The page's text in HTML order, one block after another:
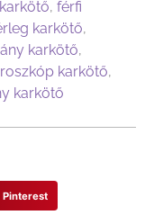
, férfi
karkötő,
karkötő,
karkötő,
karkötő
Pinterest